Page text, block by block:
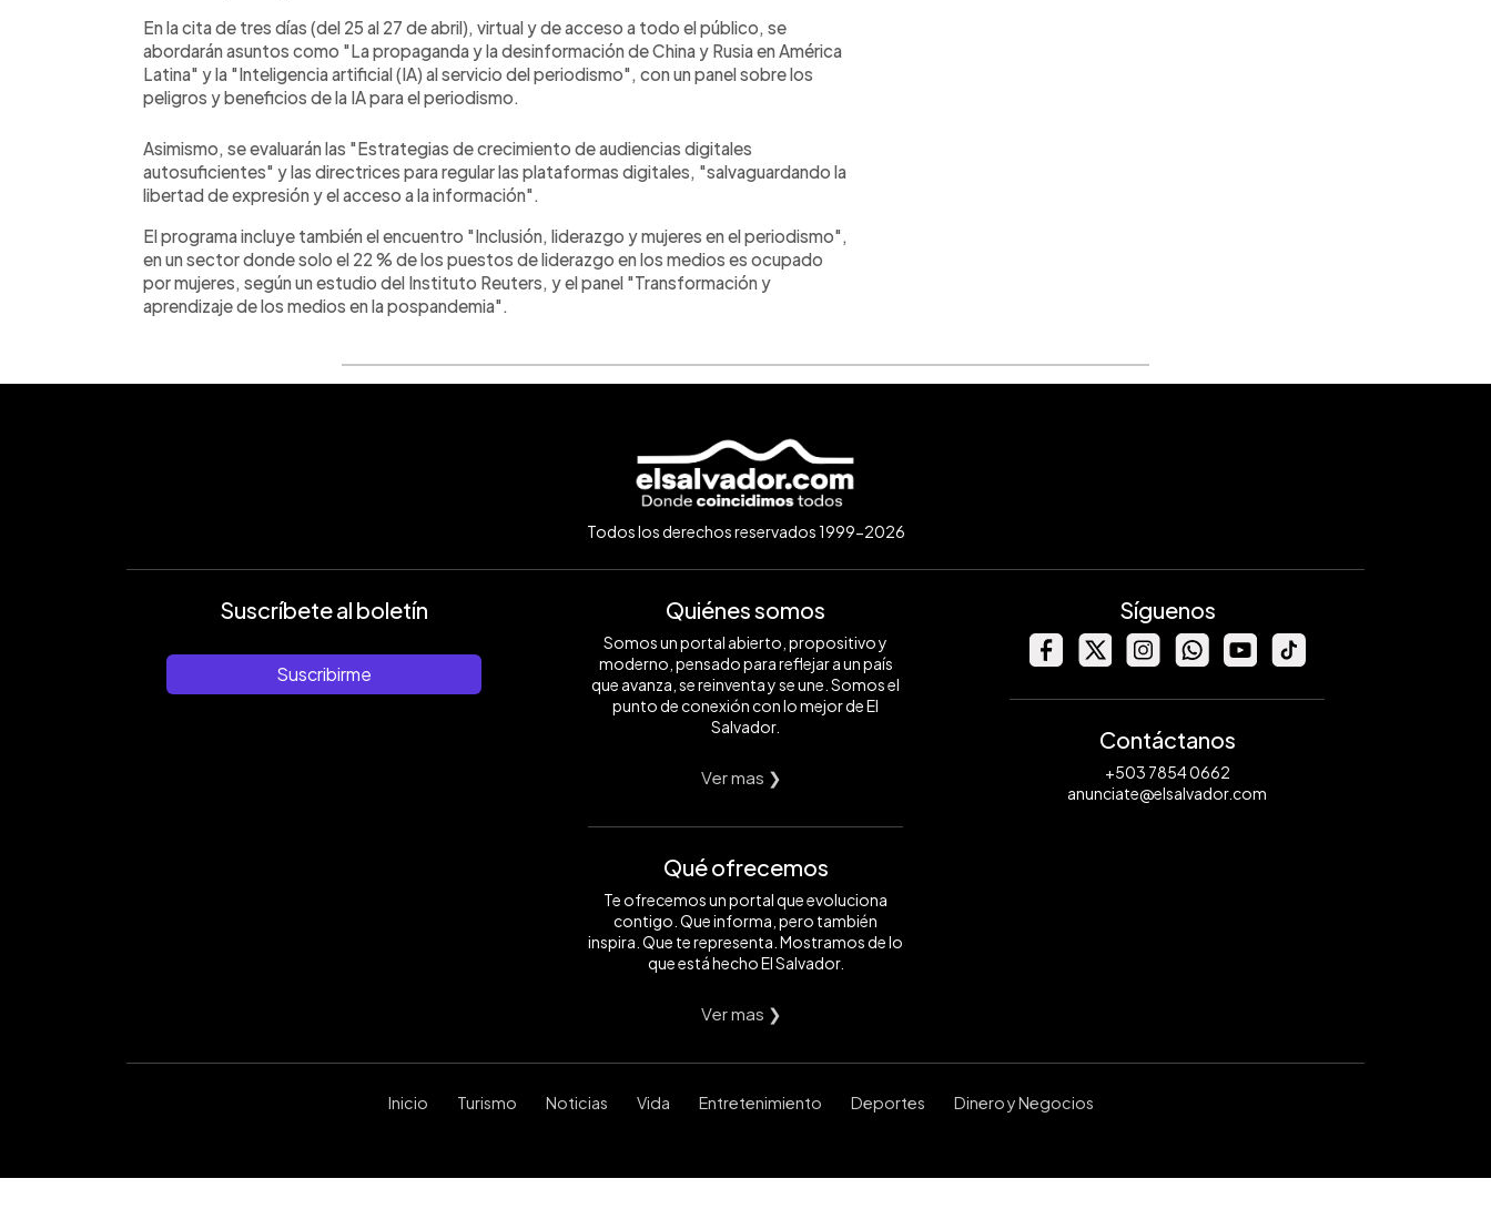
En la cita de tres días (del 25 al 27 de abril), virtual y de acceso a todo el público, se
abordarán asuntos como "La propaganda y la desinformación de China y Rusia en América
Latina" y la "Inteligencia artificial (IA) al servicio del periodismo", con un panel sobre los
peligros y beneficios de la IA para el periodismo.
Asimismo, se evaluarán las "Estrategias de crecimiento de audiencias digitales
autosuficientes" y las directrices para regular las plataformas digitales, "salvaguardando la
libertad de expresión y el acceso a la información".
El programa incluye también el encuentro "Inclusión, liderazgo y mujeres en el periodismo",
en un sector donde solo el 22 % de los puestos de liderazgo en los medios es ocupado
por mujeres, según un estudio del Instituto Reuters, y el panel "Transformación y
aprendizaje de los medios en la pospandemia".
Todos los derechos reservados 1999-2026
Suscríbete al boletín
Suscribirme
Quiénes somos
Somos un portal abierto, propositivo y
moderno, pensado para reflejar a un país
que avanza, se reinventa y se une. Somos el
punto de conexión con lo mejor de El
Salvador.
Ver mas ❯
Qué ofrecemos
Te ofrecemos un portal que evoluciona
contigo. Que informa, pero también
inspira. Que te representa. Mostramos de lo
que está hecho El Salvador.
Ver mas ❯
Síguenos
Contáctanos
+503 7854 0662
anunciate@elsalvador.com
Inicio Turismo Noticias Vida Entretenimiento Deportes Dinero y Negocios